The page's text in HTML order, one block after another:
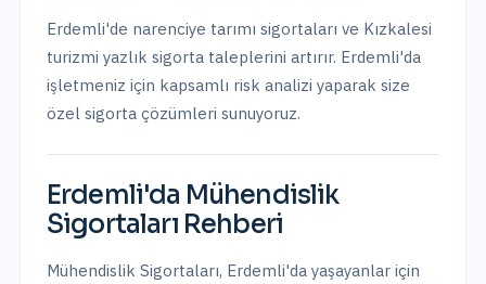
Erdemli'de narenciye tarımı sigortaları ve Kızkalesi
turizmi yazlık sigorta taleplerini artırır. Erdemli'da
işletmeniz için kapsamlı risk analizi yaparak size
özel sigorta çözümleri sunuyoruz.
Erdemli'da Mühendislik
Sigortaları Rehberi
Mühendislik Sigortaları, Erdemli'da yaşayanlar için